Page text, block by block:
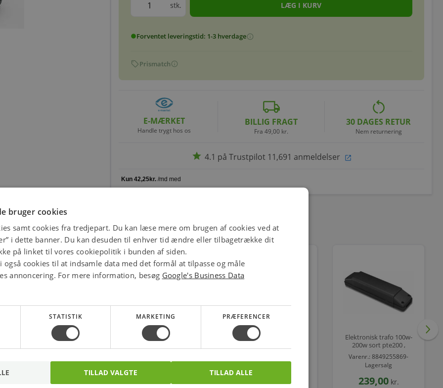
stk.
circleForventet leveringstid: 1-3 hverdageinfo
sellPrismatchinfo
E-MÆRKET
Handle trygt hos os
local_shipping
BILLIG FRAGT
Fra 49,00 kr.
restart_alt
30 DAGES RETUR
Nem returnering
star 4.1 på Trustpilot 11,691 anmeldelser open_in_new
Elektronisk trafo med
transformer
Lagersalg
299,00
Elektronisk trafo 30w-
transformer
Lagersalg
99,00
Elektronisk trafo 100w-
transformer
169,00 kr.
Elektronisk trafo 100w-
200w sort pte200 ,
54x45x222mm,
transformer
Varenr.: 8849255869-
Lagersalg
239,00 kr.
bruger cookies
samt cookies fra tredjepart. Du kan læse mere om brugen af cookies ved at
i dette banner. Du kan desuden til enhver tid ændre eller tilbagetrække dit
på linket til vores cookiepolitik i bunden af siden.
også cookies til at indsamle data med det formål at tilpasse og måle
annoncering. For mere information, besøg Google's Business Data
STATISTIK MARKETING PRÆFERENCER
TILLAD VALGTE TILLAD ALLE